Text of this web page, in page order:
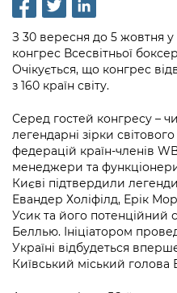
Рішення та
Проєкти
перебувають на
Рішення Київради
Контактна інформація
Графік роботи та
Вакансії
Статистика
Звернення громадян
Освіта та навчальні
Дороги, транспорт та
Навколишнє
Містобудування та
Культура, спорт,
Бізнес та ліцензування
Фінанси та бюджет
Безпека та
Громадська експертиза
Громадський бюджет
Консультації з
Громадська рада
Петиції
Відкритий бюджет
Контактний центр
Допомога учасникам
Інформація з
Подати запит онлайн
інших актів
Нормативна база
Питання і відповіді
інформацію
Порядок оскарження
бездіяльності
Медіагалерея
Підписатися на
КМДА / Subscribe to
from the KCSA
Порядок акредитації
Accreditation process
Подати
Submitting a media
Зйомки в лікарнях в
стану / Rules for
hospitals at work
Портал Послуг
З 30 вересня до 5 жовтня у
конгрес Всесвітньої
Очікується, що конгрес
з 160 країн світу.
Серед гостей конгресу –
легендарні зірки
федерацій країн-членів
менеджери та
Києві підтвердили
Евандер Холіфілд, Ерік
Усик та його потенційний
Беллью. Ініціатором
Україні відбудеться
Київський міський голова